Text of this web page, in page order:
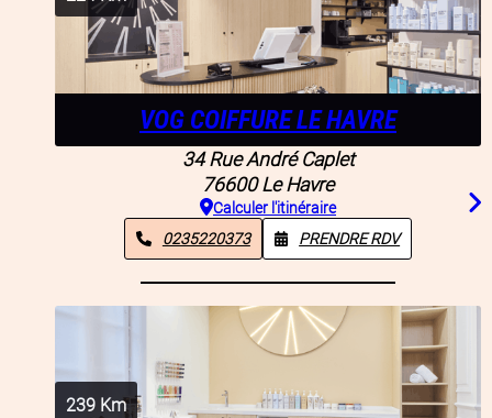
VOG COIFFURE LE HAVRE
34 Rue André Caplet
76600 Le Havre
Calculer l'itinéraire
0235220373
PRENDRE RDV
239 Km